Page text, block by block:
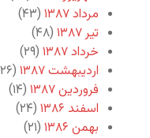
مرداد ۱۳۸۷
(۴۳)
تیر ۱۳۸۷
(۴۸)
خرداد ۱۳۸۷
(۲۹)
اردیبهشت ۱۳۸۷
(۲۶)
فروردین ۱۳۸۷
(۱۴)
اسفند ۱۳۸۶
(۲۴)
بهمن ۱۳۸۶
(۲۱)